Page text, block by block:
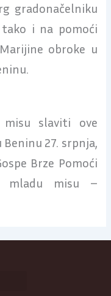
gradonačelniku
i na pomoći
obroke u
misu slaviti ove
27. srpnja,
Brze Pomoći
misu –